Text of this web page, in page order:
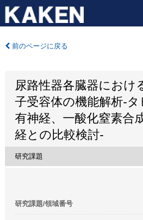
前のページに戻る
尿路性器各臓器におけ
子受容体の機能解析-
有神経、一酸化窒素合
経との比較検討-
研究課題
研究課題/領域番号